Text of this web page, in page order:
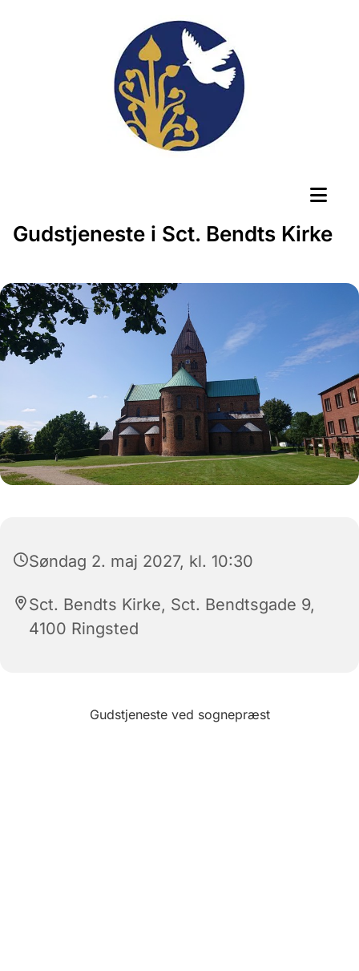
Gudstjeneste i Sct. Bendts Kirke
Søndag 2. maj 2027, kl. 10:30
Sct. Bendts Kirke, Sct. Bendtsgade 9,
4100 Ringsted
Gudstjeneste ved sognepræst